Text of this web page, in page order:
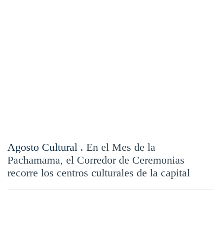
Agosto Cultural . En el Mes de la
Pachamama, el Corredor de Ceremonias
recorre los centros culturales de la capital